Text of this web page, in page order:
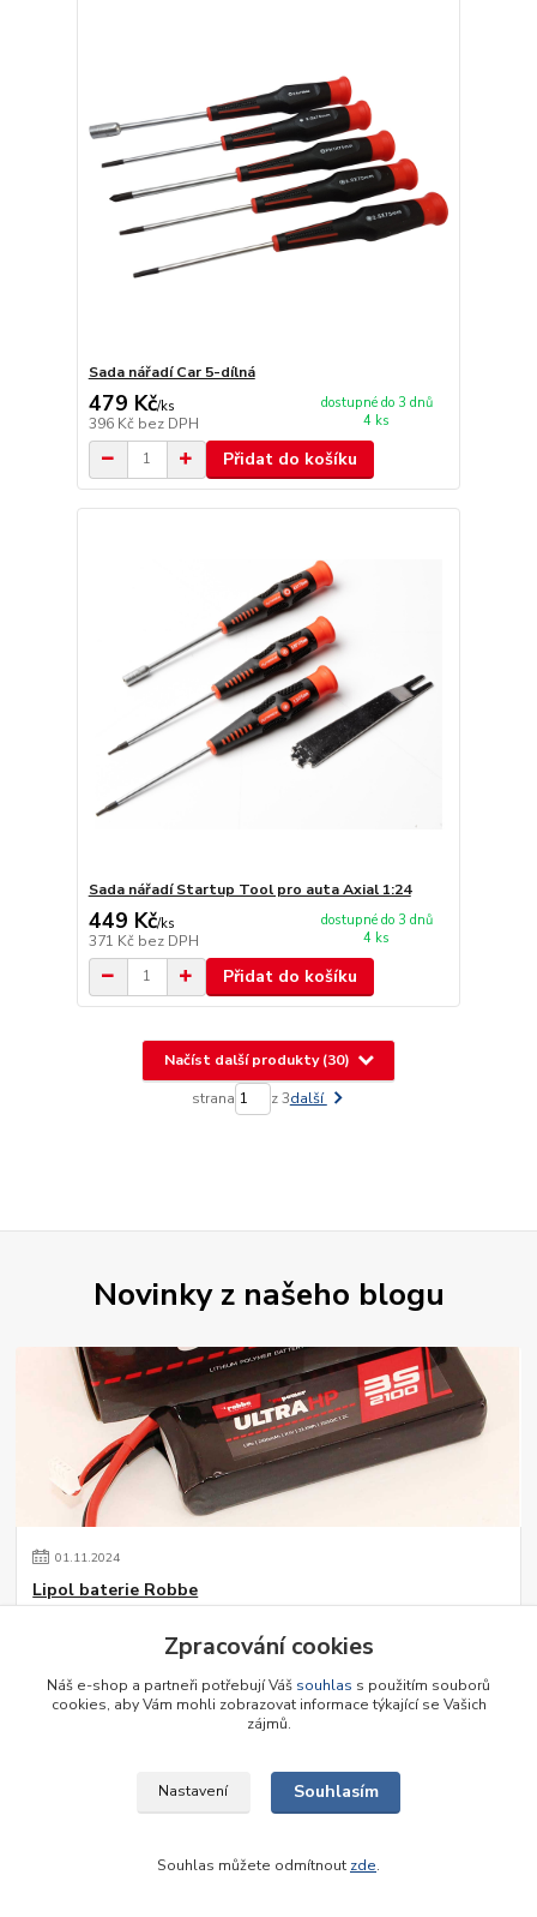
Sada nářadí Car 5-dílná
479 Kč/ks
396 Kč bez DPH
dostupné do 3 dnů
4 ks
Přidat do košíku
Sada nářadí Startup Tool pro auta Axial 1:24
449 Kč/ks
371 Kč bez DPH
dostupné do 3 dnů
4 ks
Přidat do košíku
Načíst další produkty (30)
strana z 3další
Novinky z našeho blogu
01.11.2024
Lipol baterie Robbe
nabízíme u nás na prodejně. Rozšířili jsme sortiment.
Zpracování cookies
Náš e-shop a partneři potřebují Váš souhlas s použitím souborů
cookies, aby Vám mohli zobrazovat informace týkající se Vašich
zájmů.
Nastavení Souhlasím
Souhlas můžete odmítnout zde.